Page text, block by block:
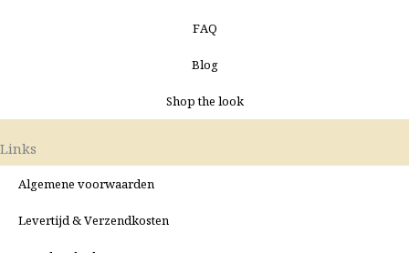
FAQ
Blog
Shop the look
Links
Algemene voorwaarden
Levertijd & Verzendkosten